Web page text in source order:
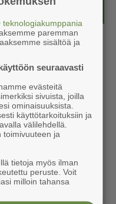
teknologiakumppania
paremman
sisältöä ja
seuraavasti
evästeitä
sivuista, joilla
ominaisuuksista.
käyttötarkoituksiin ja
välilehdellä.
toimivuuteen ja
tietoja myös ilman
peruste. Voit
milloin tahansa